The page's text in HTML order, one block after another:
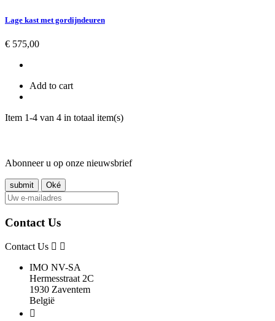
Lage kast met gordijndeuren
Prijs
€ 575,00
Add to cart
Item 1-4 van 4 in totaal item(s)
Abonneer u op onze nieuwsbrief
Contact Us
Contact Us
IMO NV-SA
Hermesstraat 2C
1930 Zaventem
België
